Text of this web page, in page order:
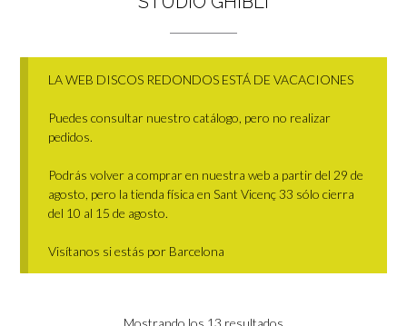
LA WEB DISCOS REDONDOS ESTÁ DE VACACIONES
Puedes consultar nuestro catálogo, pero no realizar
pedidos.
Podrás volver a comprar en nuestra web a partir del 29 de
agosto, pero la tienda física en Sant Vicenç 33 sólo cierra
del 10 al 15 de agosto.
Visítanos si estás por Barcelona
Mostrando los 13 resultados